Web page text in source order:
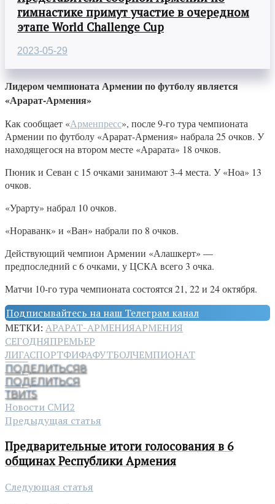
гимнастике примут участие в очередном
этапе World Challenge Cup
2023-05-29
Лидером чемпионата Армении по футболу является
«Арарат-Армения»
Как сообщает «Арменпресс», после 9-го тура чемпионата
Армении по футболу «Арарат-Армения» набрала 25 очков. У
находящегося на втором месте «Арарата» 18 очков.
Пюник и Севан с 15 очками занимают 3-4 места. У «Ноа» 13
очков.
«Урарту» набрал 10 очков.
«Нораванк» и «Ван» набрали по 8 очков.
Действующий чемпион Армении «Алашкерт» —
предпоследний с 6 очками, у ЦСКА всего 3 очка.
Матчи 10-го тура чемпионата состоятся 21, 22 и 24 октября.
Подписывайтесь на наш Телеграм канал
МЕТКИ: АРАРАТ-АРМЕНИЯАРМЕНИЯ
СЕГОДНЯПРЕМЬЕР
ЛИГАСПОРТФИФАФУТБОЛЧЕМПИОНАТ
ПОДЕЛИТЬСЯ8
ПОДЕЛИТЬСЯ
ТВИТ5
Новости СМИ2
Предыдущая статья
Предварительные итоги голосования в 6
общинах Республики Армения
Следующая статья